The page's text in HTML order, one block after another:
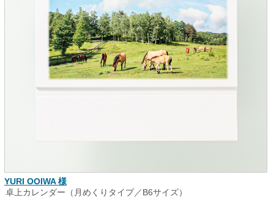
YURI OOIWA 様
卓上カレンダー（月めくりタイプ／B6サイズ）